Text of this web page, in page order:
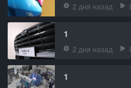
2 дня назад
1
2 дня назад
1